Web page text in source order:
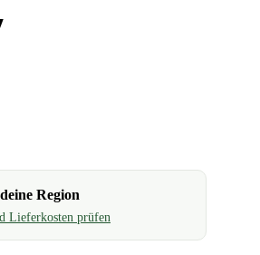
Region
Lieferkosten prüfen